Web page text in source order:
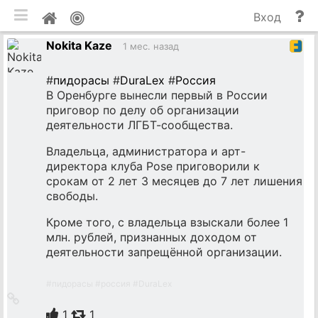
Мой
профиль
и
Вход
Nokita Kaze
1 мес. назад
#пидорасы #DuraLex #Россия
В Оренбурге вынесли первый в России
приговор по делу об организации
деятельности ЛГБТ-сообщества.
Владельца, администратора и арт-
директора клуба Pose приговорили к
срокам от 2 лет 3 месяцев до 7 лет лишения
свободы.
Кроме того, с владельца взыскали более 1
млн. рублей, признанных доходом от
деятельности запрещённой организации.
1 1
мобильная версия